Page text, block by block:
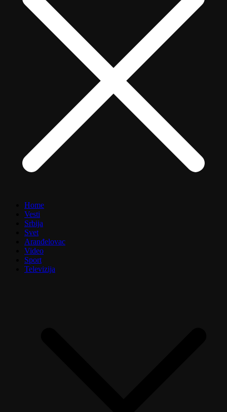
Home
Vesti
Srbija
Svet
Aranđelovac
Video
Sport
Televizija